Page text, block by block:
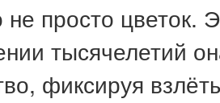
просто цветок.
тысячелетий
фиксируя